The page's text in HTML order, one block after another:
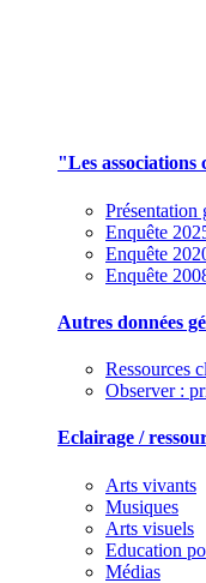
"Les associations
Présentation
Enquête
Enquête
Enquête
Autres données
Ressources
Observer :
Eclairage /
Arts vivants
Musiques
Arts visuels
Education
Médias